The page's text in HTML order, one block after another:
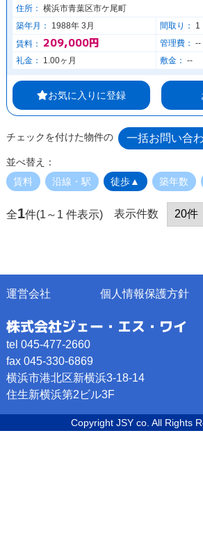
住所： 横浜市青葉区市ケ尾町
築年月：
1988年 3月 間取り：
1
賃料：
209,000円 管理費： --
礼金：
1.00ヶ月 敷金： --
お気に入りに登録
チェックを付けた物件の
並べ替え：
賃料
沿線・駅 徒歩▲ 築年数
全1件(1～1 件表示) 表示件数
運営会社 個人情報保護方針
株式会社ジェー・エス・ワイ
tel 045-477-2660
fax 045-330-6869
横浜市港北区新横浜3-18-14
住生新横浜第2ビル3F
Copyright JSY co. All Rights